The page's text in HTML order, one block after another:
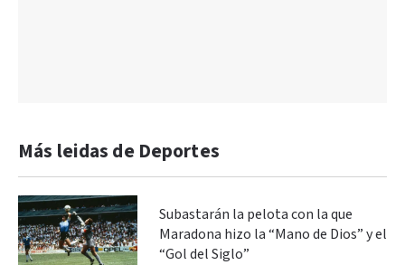
Más leidas de Deportes
Subastarán la pelota con la que
Maradona hizo la “Mano de Dios” y el
“Gol del Siglo”